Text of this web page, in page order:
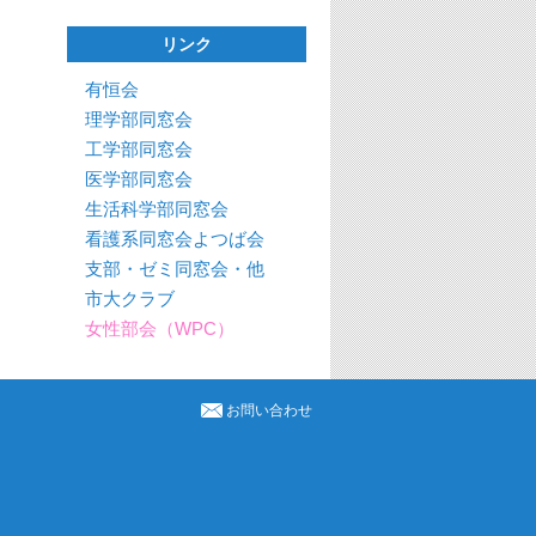
リンク
有恒会
理学部同窓会
工学部同窓会
医学部同窓会
生活科学部同窓会
看護系同窓会よつば会
支部・ゼミ同窓会・他
市大クラブ
女性部会（WPC）
お問い合わせ